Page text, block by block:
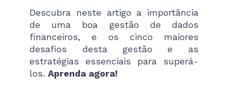
Descubra neste artigo a importância
de uma boa gestão de dados
financeiros, e os cinco maiores
desafios desta gestão e as
estratégias essenciais para superá-
los.Aprenda agora!